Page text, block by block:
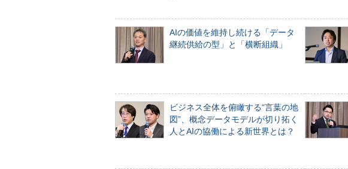
AIの価値を維持し続ける「データ
継続供給の型」と「横断組織」
ビジネス全体を俯瞰する“言葉の地
図”、概念データモデルが切り拓く
人とAIの協働による新世界とは？